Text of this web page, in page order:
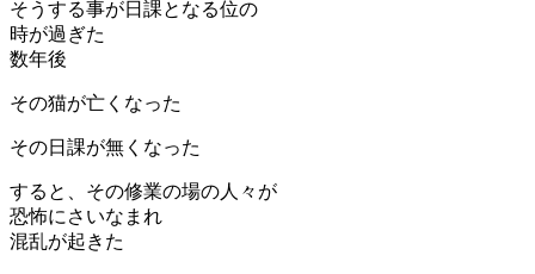
そうする事が日課となる位の
時が過ぎた
数年後
その猫が亡くなった
その日課が無くなった
すると、その修業の場の人々が
恐怖にさいなまれ
混乱が起きた